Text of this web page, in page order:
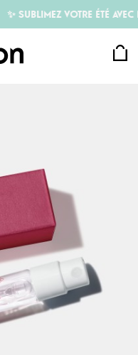
✨ SUBLIMEZ VOTRE ÉTÉ AVEC